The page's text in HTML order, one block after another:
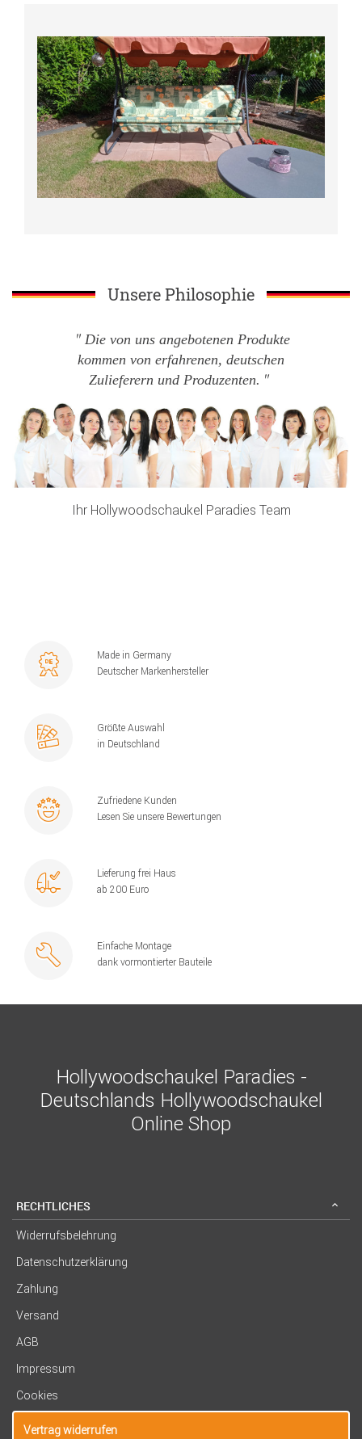
Unsere Philosophie
Die von uns angebotenen Produkte
kommen von erfahrenen, deutschen
Zulieferern und Produzenten.
Ihr Hollywoodschaukel Paradies Team
Made in Germany
Deutscher Markenhersteller
Größte Auswahl
in Deutschland
Zufriedene Kunden
Lesen Sie unsere Bewertungen
Lieferung frei Haus
ab 200 Euro
Einfache Montage
dank vormontierter Bauteile
Hollywoodschaukel Paradies -
Deutschlands Hollywoodschaukel
Online Shop
RECHTLICHES
Widerrufsbelehrung
Datenschutzerklärung
Zahlung
Versand
AGB
Impressum
Cookies
Vertrag widerrufen